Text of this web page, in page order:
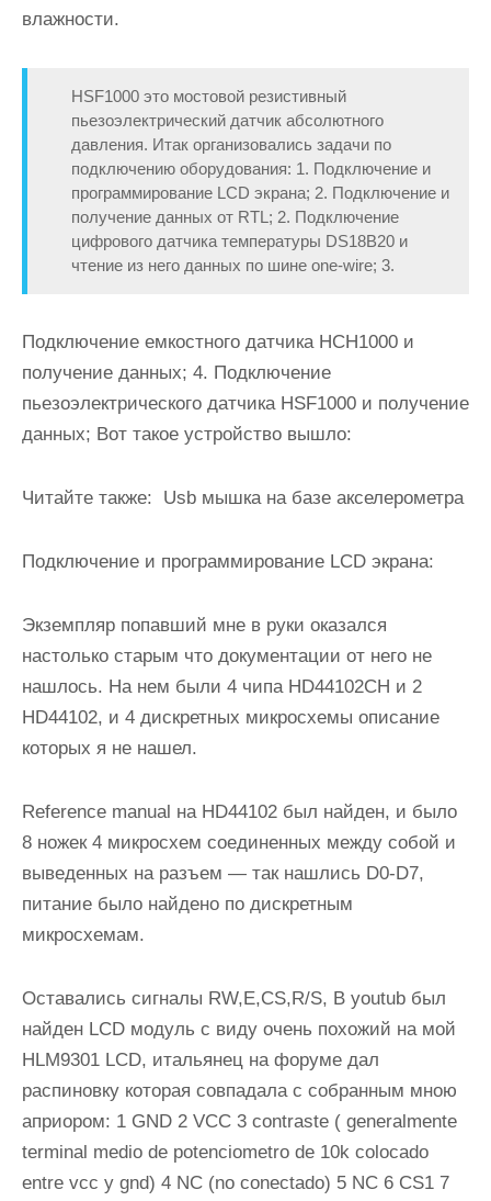
влажности.
HSF1000 это мостовой резистивный
пьезоэлектрический датчик абсолютного
давления. Итак организовались задачи по
подключению оборудования: 1. Подключение и
программирование LCD экрана; 2. Подключение и
получение данных от RTL; 2. Подключение
цифрового датчика температуры DS18B20 и
чтение из него данных по шине one-wire; 3.
Подключение емкостного датчика HCH1000 и
получение данных; 4. Подключение
пьезоэлектрического датчика HSF1000 и получение
данных; Вот такое устройство вышло:
Читайте также: Usb мышка на базе акселерометра
Подключение и программирование LCD экрана:
Экземпляр попавший мне в руки оказался
настолько старым что документации от него не
нашлось. На нем были 4 чипа HD44102CH и 2
HD44102, и 4 дискретных микросхемы описание
которых я не нашел.
Reference manual на HD44102 был найден, и было
8 ножек 4 микросхем соединенных между собой и
выведенных на разъем — так нашлись D0-D7,
питание было найдено по дискретным
микросхемам.
Оставались сигналы RW,E,CS,R/S, В youtub был
найден LCD модуль с виду очень похожий на мой
HLM9301 LCD, итальянец на форуме дал
распиновку которая совпадала с собранным мною
априором: 1 GND 2 VCC 3 contraste ( generalmente
terminal medio de potenciometro de 10k colocado
entre vcc y gnd) 4 NC (no conectado) 5 NC 6 CS1 7